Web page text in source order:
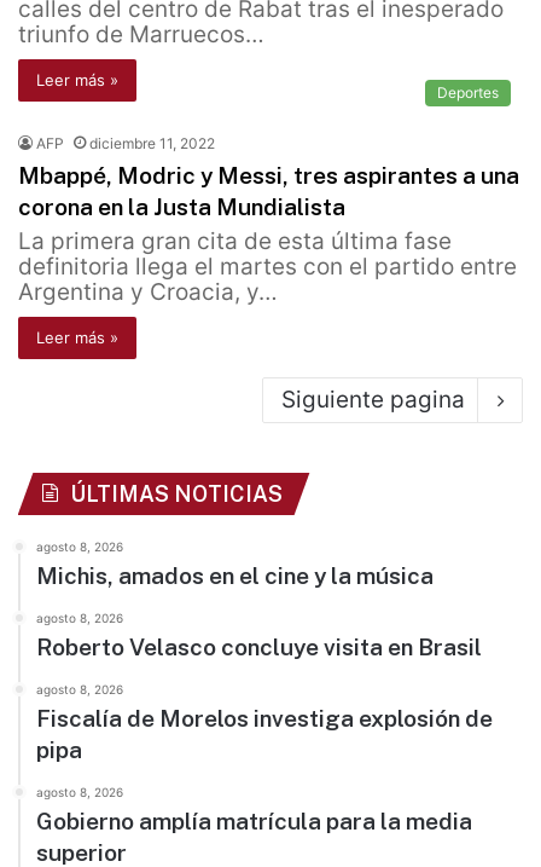
calles del centro de Rabat tras el inesperado
triunfo de Marruecos…
Leer más »
Deportes
AFP diciembre 11, 2022
Mbappé, Modric y Messi, tres aspirantes a una
corona en la Justa Mundialista
La primera gran cita de esta última fase
definitoria llega el martes con el partido entre
Argentina y Croacia, y…
Leer más »
Siguiente pagina
ÚLTIMAS NOTICIAS
agosto 8, 2026
Michis, amados en el cine y la música
agosto 8, 2026
Roberto Velasco concluye visita en Brasil
agosto 8, 2026
Fiscalía de Morelos investiga explosión de
pipa
agosto 8, 2026
Gobierno amplía matrícula para la media
superior